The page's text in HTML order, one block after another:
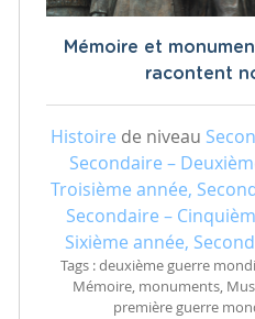
Mémoire et
racontent
Histoire de niveau
Secondaire –
Troisième année,
Secondaire –
Sixième année,
Tags : deuxième guerre
Mémoire, monuments,
première guerre